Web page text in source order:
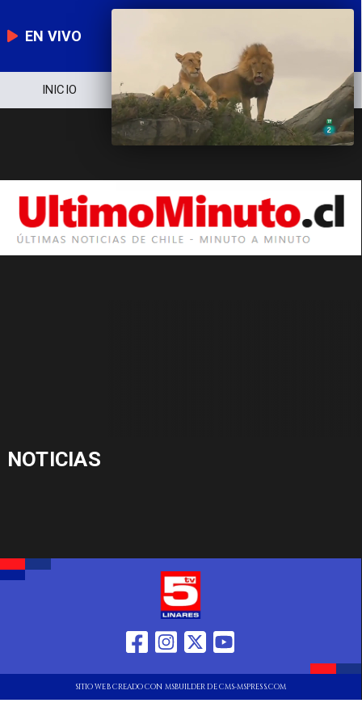
EN VIVO
INICIO NOTICIERO
NOTICIAS
SITIO WEB CREADO CON MSBUILDER DE CMS-MSPRESS.COM